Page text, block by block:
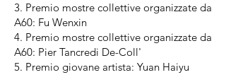
3. Premio mostre collettive organizzate da
A60: Fu Wenxin
4. Premio mostre collettive organizzate da
A60: Pier Tancredi De-Coll'
5. Premio giovane artista: Yuan Haiyu